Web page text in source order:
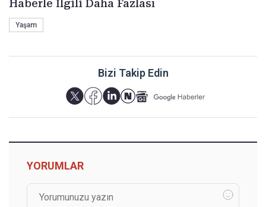
Haberle İlgili Daha Fazlası
Yaşam
Bizi Takip Edin
YORUMLAR